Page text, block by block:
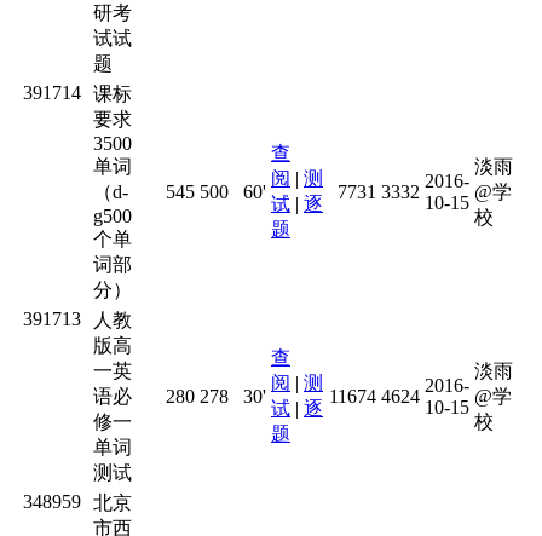
研考
试试
题
391714 课标
要求
3500
单词
（d-
g500
个单
词部
分）
545 500 60'
查
阅 | 测
试 | 逐
题
7731 3332
2016-
10-15
淡雨
@学
校
391713
人教
版高
一英
语必
修一
单词
测试
280 278 30'
查
阅 | 测
试 | 逐
题
11674 4624
2016-
10-15
淡雨
@学
校
348959 北京
市西